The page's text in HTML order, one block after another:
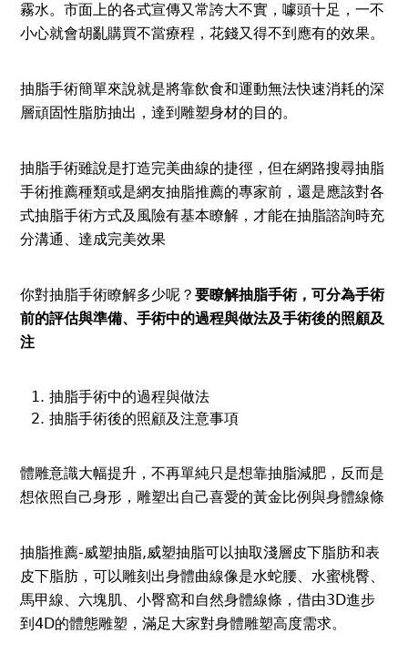
霧水。市面上的各式宣傳又常誇大不實，噱頭十足，一不
小心就會胡亂購買不當療程，花錢又得不到應有的效果。
抽脂手術簡單來說就是將靠飲食和運動無法快速消耗的深
層頑固性脂肪抽出，達到雕塑身材的目的。
抽脂手術雖說是打造完美曲線的捷徑，但在網路搜尋抽脂
手術推薦種類或是網友抽脂推薦的專家前，還是應該對各
式抽脂手術方式及風險有基本瞭解，才能在抽脂諮詢時充
分溝通、達成完美效果
你對抽脂手術瞭解多少呢？ 要瞭解抽脂手術，可分為手術
前的評估與準備、手術中的過程與做法及手術後的照顧及
注
抽脂手術中的過程與做法
抽脂手術後的照顧及注意事項
體雕意識大幅提升，不再單純只是想靠抽脂減肥，反而是
想依照自己身形，雕塑出自己喜愛的黃金比例與身體線條
抽脂推薦-威塑抽脂,威塑抽脂可以抽取淺層皮下脂肪和表
皮下脂肪，可以雕刻出身體曲線像是水蛇腰、水蜜桃臀、
馬甲線、六塊肌、小臀窩和自然身體線條，借由3D進步
到4D的體態雕塑，滿足大家對身體雕塑高度需求。